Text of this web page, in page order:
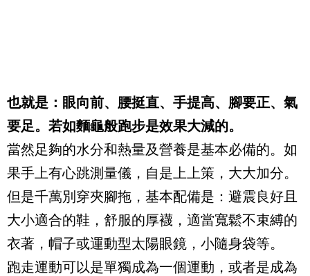
也就是：眼向前、腰挺直、手提高、腳要正、氣
要足。若如麵龜般跑步是效果大減的。
當然足夠的水分和熱量及營養是基本必備的。如
果手上有心跳測量儀，自是上上策，大大加分。
但是千萬別穿夾腳拖，基本配備是：避震良好且
大小適合的鞋，舒服的厚襪，適當寬鬆不束縛的
衣著，帽子或運動型太陽眼鏡，小隨身袋等。
跑走運動可以是單獨成為一個運動，或者是成為